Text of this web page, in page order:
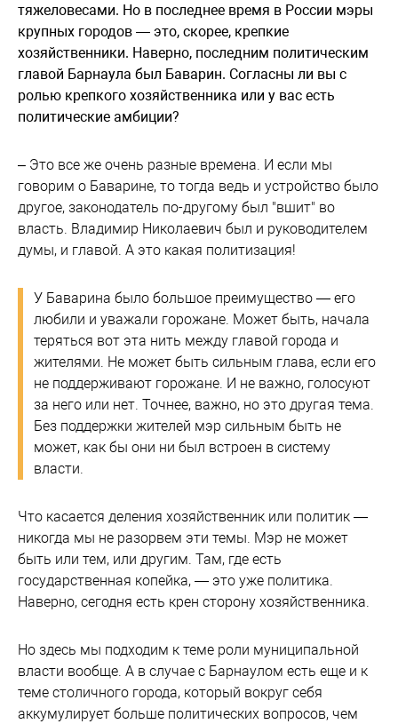
тяжеловесами. Но в последнее время в России мэры
крупных городов — это, скорее, крепкие
хозяйственники. Наверно, последним политическим
главой Барнаула был Баварин. Согласны ли вы с
ролью крепкого хозяйственника или у вас есть
политические амбиции?
– Это все же очень разные времена. И если мы
говорим о Баварине, то тогда ведь и устройство было
другое, законодатель по-другому был "вшит" во
власть. Владимир Николаевич был и руководителем
думы, и главой. А это какая политизация!
У Баварина было большое преимущество — его
любили и уважали горожане. Может быть, начала
теряться вот эта нить между главой города и
жителями. Не может быть сильным глава, если его
не поддерживают горожане. И не важно, голосуют
за него или нет. Точнее, важно, но это другая тема.
Без поддержки жителей мэр сильным быть не
может, как бы они ни был встроен в систему
власти.
Что касается деления хозяйственник или политик —
никогда мы не разорвем эти темы. Мэр не может
быть или тем, или другим. Там, где есть
государственная копейка, — это уже политика.
Наверно, сегодня есть крен сторону хозяйственника.
Но здесь мы подходим к теме роли муниципальной
власти вообще. А в случае с Барнаулом есть еще и к
теме столичного города, который вокруг себя
аккумулирует больше политических вопросов, чем